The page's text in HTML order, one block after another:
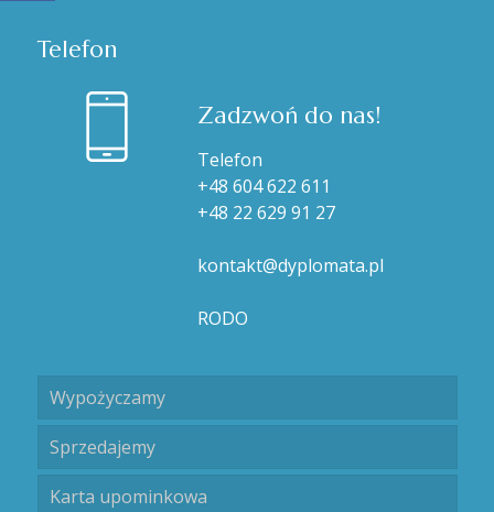
Telefon
Zadzwoń do nas!
Telefon
+48 604 622 611
+48 22 629 91 27
kontakt@dyplomata.pl
RODO
Wypożyczamy
Sprzedajemy
Karta upominkowa